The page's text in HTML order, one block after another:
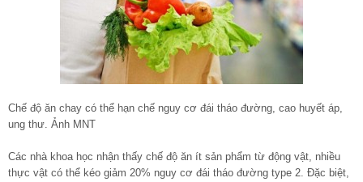
Chế độ ăn chay có thể hạn chế nguy cơ đái tháo đường, cao huyết áp,
ung thư. Ảnh MNT
Các nhà khoa học nhận thấy chế độ ăn ít sản phẩm từ động vật, nhiều
thực vật có thể kéo giảm 20% nguy cơ đái tháo đường type 2. Đặc biệt,